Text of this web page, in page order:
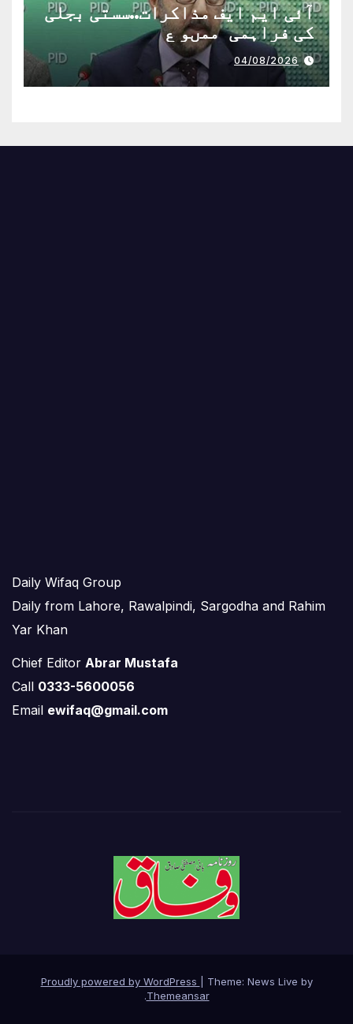
آئی ایم ایف مذاکرات..سستی بجلی
کی فراہمی ممںو ع
04/08/2026
Daily Wifaq Group
Daily from Lahore, Rawalpindi, Sargodha and Rahim
Yar Khan
Chief Editor Abrar Mustafa
Call 0333-5600056
Email ewifaq@gmail.com
Proudly powered by WordPress
Theme: News Live by
Themeansar
.